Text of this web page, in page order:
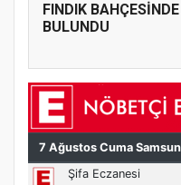
FINDIK
BULUNDU